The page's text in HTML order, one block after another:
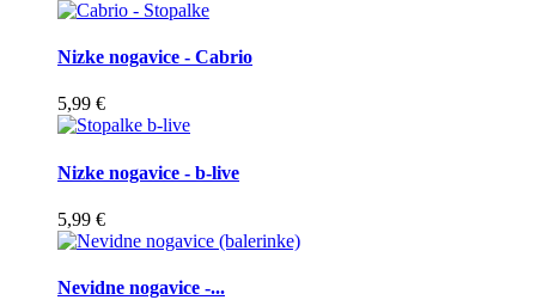
Nizke nogavice - Cabrio
5,99 €
Nizke nogavice - b-live
5,99 €
Nevidne nogavice -...